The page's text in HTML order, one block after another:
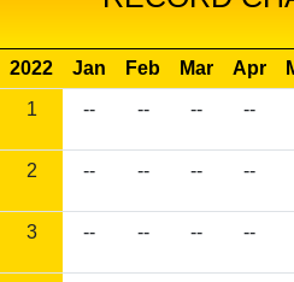
2022 Jan Feb Mar Apr
1
-- -- -- --
2 -- -- -- --
3 -- -- -- --